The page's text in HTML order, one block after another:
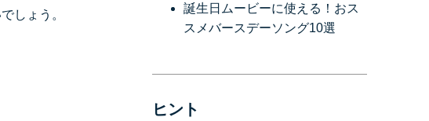
しょう。
誕生日ムービーに使える！おス
スメバースデーソング10選
ヒント